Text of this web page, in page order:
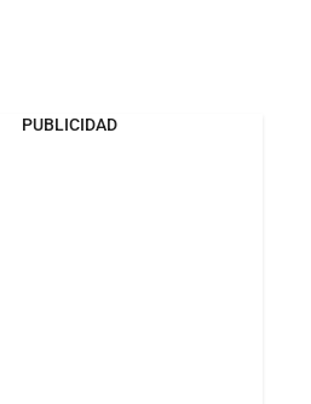
PUBLICIDAD